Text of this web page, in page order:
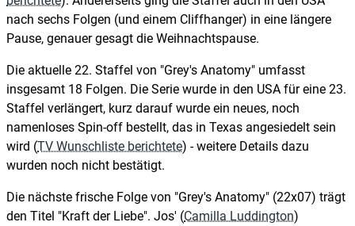
nach sechs Folgen (und einem Cliffhanger) in eine längere
Pause, genauer gesagt die Weihnachtspause.
Die aktuelle 22. Staffel von "Grey's Anatomy" umfasst
insgesamt 18 Folgen. Die Serie wurde in den USA für eine 23.
Staffel verlängert, kurz darauf wurde ein neues, noch
namenloses Spin-off bestellt, das in Texas angesiedelt sein
wird (TV Wunschliste berichtete) - weitere Details dazu
wurden noch nicht bestätigt.
Die nächste frische Folge von "Grey's Anatomy" (22x07) trägt
den Titel "Kraft der Liebe". Jos' (Camilla Luddington)